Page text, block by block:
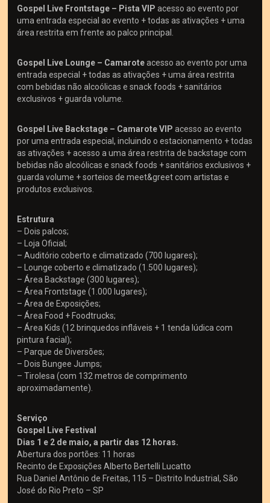
Gospel Live Frontstage – Pista VIP acesso ao evento por
uma entrada especial ao evento + todas as ativações + uma
área restrita em frente ao palco principal.
Gospel Live Lounge – Camaroteacesso ao evento por uma
entrada especial + todas as ativações + uma área restrita
com bebidas não alcoólicas e snack foods + sanitários
exclusivos + guarda volume.
Gospel Live Backstage – Camarote VIPacesso ao evento
por uma entrada especial, incluindo o estacionamento + todas
as ativações + acesso a uma área restrita de backstage com
bebidas não alcoólicas e snack foods + sanitários exclusivos +
guarda volume + sorteios de meet&greet com artistas e
produtos exclusivos.
Estrutura
– Dois palcos;
– Loja Oficial;
– Auditório coberto e climatizado (700 lugares);
– Lounge coberto e climatizado (1.500 lugares);
– Área Backstage (300 lugares);
– Área Frontstage (1.000 lugares);
– Área de Exposições;
– Área Food + Foodtrucks;
– Área Kids (12 brinquedos infláveis + 1 tenda lúdica com
pintura facial);
– Parque de Diversões;
– Dois Bungee Jumps;
– Tirolesa (com 132 metros de comprimento
aproximadamente).
Serviço
Gospel Live Festival
Dias 1 e 2 de maio, a partir das 12 horas.
Abertura dos portões: 11 horas
Recinto de Exposições Alberto Bertelli Lucatto
Rua Daniel Antônio de Freitas, 115 – Distrito Industrial, São
José do Rio Preto – SP